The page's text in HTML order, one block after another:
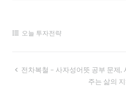
오늘 투자전략
글전차복철 – 사자성어뜻 공부 문제,
주는 삶의